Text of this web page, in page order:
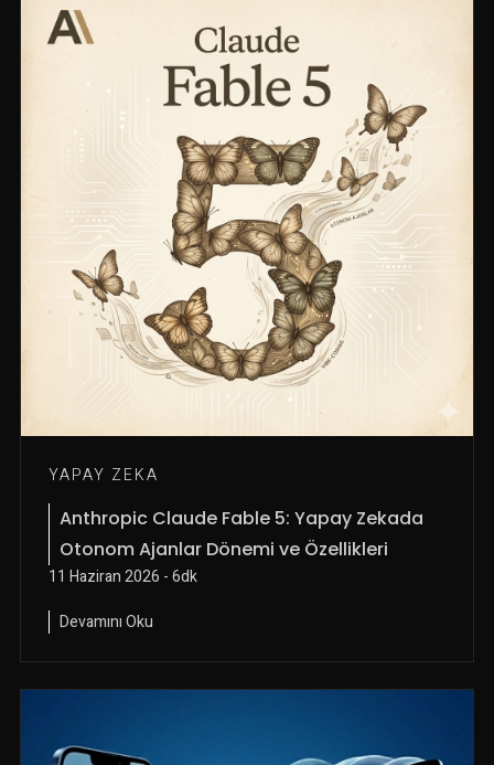
YAPAY ZEKA
Anthropic Claude Fable 5: Yapay Zekada
Otonom Ajanlar Dönemi ve Özellikleri
11 Haziran 2026 - 6dk
Devamını Oku